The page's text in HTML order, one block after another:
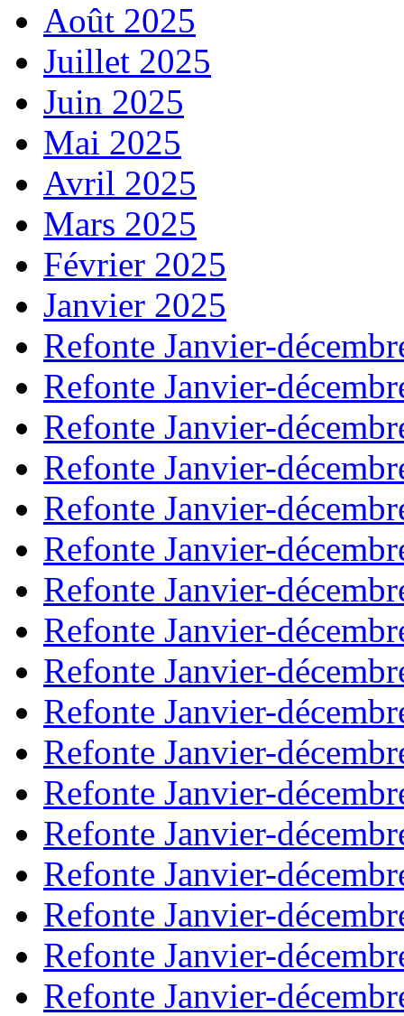
Août 2025
Juillet 2025
Juin 2025
Mai 2025
Avril 2025
Mars 2025
Février 2025
Janvier 2025
Refonte Janvier-
Refonte Janvier-
Refonte Janvier-
Refonte Janvier-
Refonte Janvier-
Refonte Janvier-
Refonte Janvier-
Refonte Janvier-
Refonte Janvier-
Refonte Janvier-
Refonte Janvier-
Refonte Janvier-
Refonte Janvier-
Refonte Janvier-
Refonte Janvier-
Refonte Janvier-
Refonte Janvier-